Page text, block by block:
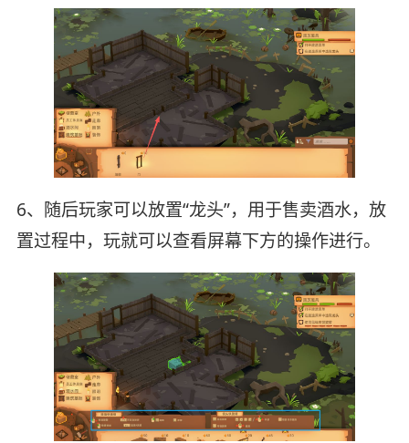
6、随后玩家可以放置“龙头”，用于售卖酒水，放
置过程中，玩就可以查看屏幕下方的操作进行。